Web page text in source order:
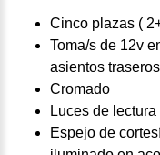
Cinco plazas (
Toma/s de 12v
asientos traseros
Cromado
Luces de
Espejo de